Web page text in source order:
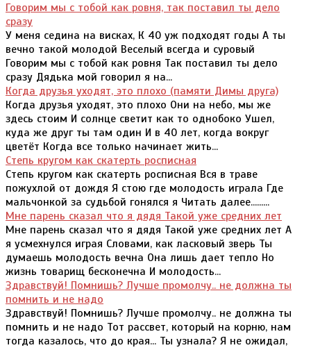
Говорим мы с тобой как ровня, так поставил ты дело
сразу
У меня седина на висках, К 40 уж подходят годы А ты
вечно такой молодой Веселый всегда и суровый
Говорим мы с тобой как ровня Так поставил ты дело
сразу Дядька мой говорил я на...
Когда друзья уходят, это плохо (памяти Димы друга)
Когда друзья уходят, это плохо Они на небо, мы же
здесь стоим И солнце светит как то однобоко Ушел,
куда же друг ты там один И в 40 лет, когда вокруг
цветёт Когда все только начинает жить...
Степь кругом как скатерть росписная
Степь кругом как скатерть росписная Вся в траве
пожухлой от дождя Я стою где молодость играла Где
мальчонкой за судьбой гонялся я Читать далее.........
Мне парень сказал что я дядя Такой уже средних лет
Мне парень сказал что я дядя Такой уже средних лет А
я усмехнулся играя Словами, как ласковый зверь Ты
думаешь молодость вечна Она лишь дает тепло Но
жизнь товарищ бесконечна И молодость...
Здравствуй! Помнишь? Лучше промолчу.. не должна ты
помнить и не надо
Здравствуй! Помнишь? Лучше промолчу.. не должна ты
помнить и не надо Тот рассвет, который на корню, нам
тогда казалось, что до края... Ты узнала? Я не ожидал,